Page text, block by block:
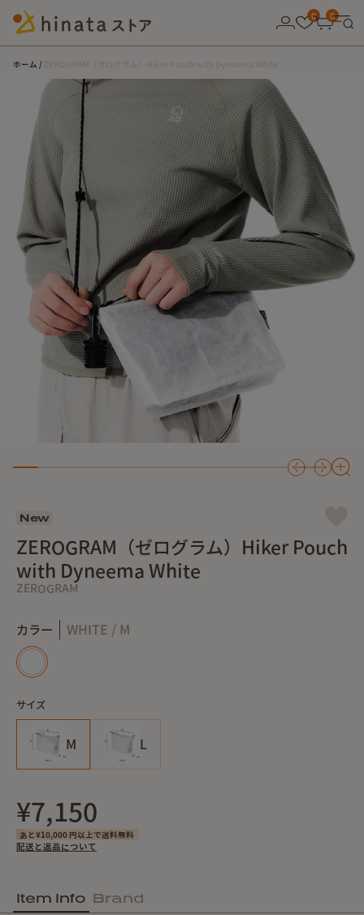
0
0
ホーム
New
ZEROGRAM（ゼログラム）Hiker Pouch
with Dyneema White
ZEROGRAM
カラー WHITE / M
サイズ
M
¥7,150
あと¥10,000 円以上で送料無料
配送と返品について
Item Info Brand